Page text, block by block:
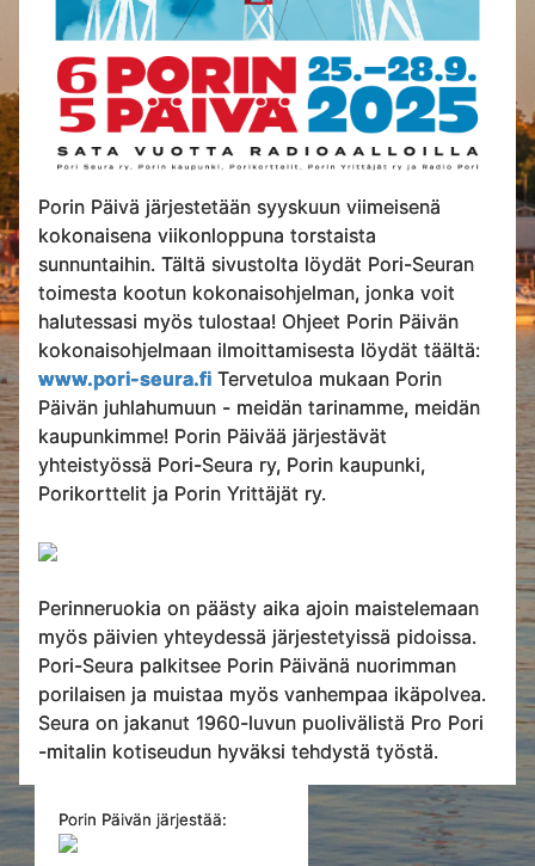
Porin Päivä järjestetään syyskuun viimeisenä
kokonaisena viikonloppuna torstaista
sunnuntaihin. Tältä sivustolta löydät Pori-Seuran
toimesta kootun kokonaisohjelman, jonka voit
halutessasi myös tulostaa! Ohjeet Porin Päivän
kokonaisohjelmaan ilmoittamisesta löydät täältä:
www.pori-seura.fi Tervetuloa mukaan Porin
Päivän juhlahumuun - meidän tarinamme, meidän
kaupunkimme! Porin Päivää järjestävät
yhteistyössä Pori-Seura ry, Porin kaupunki,
Porikorttelit ja Porin Yrittäjät ry.
Perinneruokia on päästy aika ajoin maistelemaan
myös päivien yhteydessä järjestetyissä pidoissa.
Pori-Seura palkitsee Porin Päivänä nuorimman
porilaisen ja muistaa myös vanhempaa ikäpolvea.
Seura on jakanut 1960-luvun puolivälistä Pro Pori
-mitalin kotiseudun hyväksi tehdystä työstä.
Porin Päivän järjestää: